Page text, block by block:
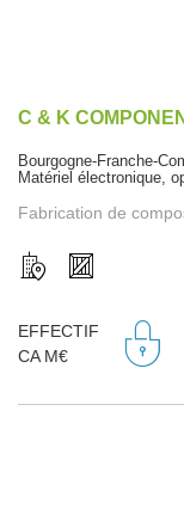
C & K
Bourgogne-Franche-
Matériel électronique,
Fabrication de
EFFECTIF
CA M€